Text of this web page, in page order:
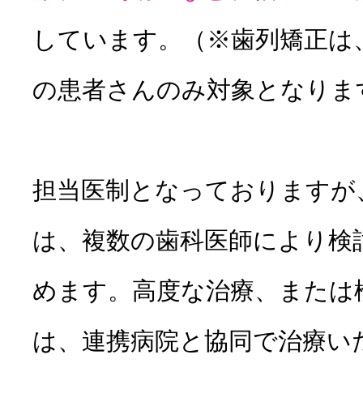
お知らせ
しています。（※歯列矯正は
の患者さんのみ対象となりま
担当医制となっております
は、複数の歯科医師により
めます。高度な治療、または
は、連携病院と協同で治療い